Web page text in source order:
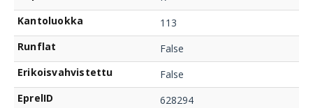
Kantoluokka
113
Runflat
False
Erikoisvahvistettu
False
EprelID
628294